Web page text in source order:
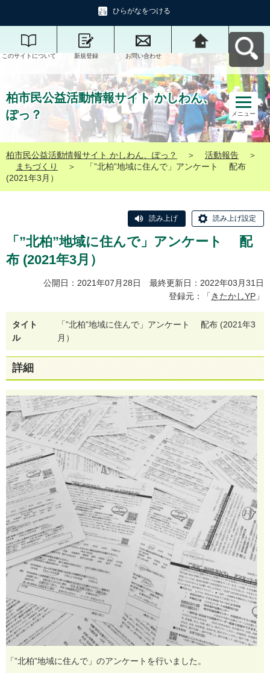
ひらがなをつける
このサイトについて 新規登録 お問い合わせ
柏市民公益活動情報
サイト かしわん、ぽ
っ？へ戻る
柏市民公益活動情報サイト かしわん、
ぽっ？
メニュー
柏市民公益活動情報サイト かしわん、ぽっ？ ＞ 活動報告
＞
まちづくり
＞
「”北柏”地域に住んで」アンケート 配布
(2021年3月）
読み上げ 読み上げ設定
「”北柏”地域に住んで」アンケート 配
布 (2021年3月）
公開日：2021年07月28日 最終更新日：2022年03月31日
登録元：「 きたかしYP 」
タイト
ル
「”北柏”地域に住んで 」 アンケー ト 配布 (2021年3
月 ）
詳細
「”北柏”地域に住んで 」 のアンケー ト を行いま した 。